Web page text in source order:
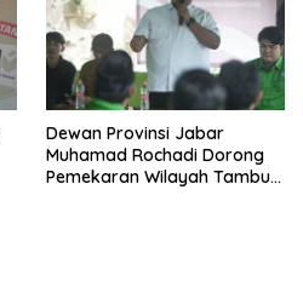
Dewan Provinsi Jabar
Muhamad Rochadi Dorong
Pemekaran Wilayah Tambun